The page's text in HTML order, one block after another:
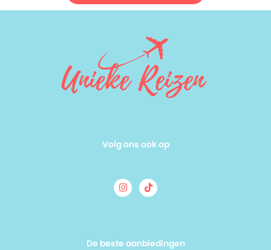
Volg ons ook op
De beste aanbiedingen